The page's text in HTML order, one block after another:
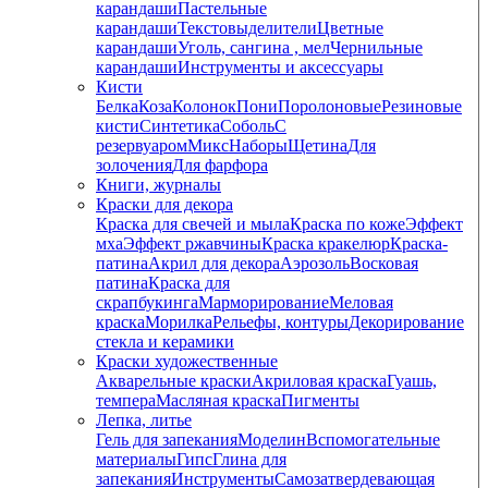
карандашиПастельные
карандашиТекстовыделителиЦветные
карандашиУголь, сангина , мелЧернильные
карандашиИнструменты и аксессуары
Кисти
БелкаКозаКолонокПониПоролоновыеРезиновые
кистиСинтетикаСобольС
резервуаромМиксНаборыЩетинаДля
золоченияДля фарфора
Книги, журналы
Краски для декора
Краска для свечей и мылаКраска по кожеЭффект
мхаЭффект ржавчиныКраска кракелюрКраска-
патинаАкрил для декораАэрозольВосковая
патинаКраска для
скрапбукингаМарморированиеМеловая
краскаМорилкаРельефы, контурыДекорирование
стекла и керамики
Краски художественные
Акварельные краскиАкриловая краскаГуашь,
темпераМасляная краскаПигменты
Лепка, литье
Гель для запеканияМоделинВспомогательные
материалыГипсГлина для
запеканияИнструментыСамозатвердевающая